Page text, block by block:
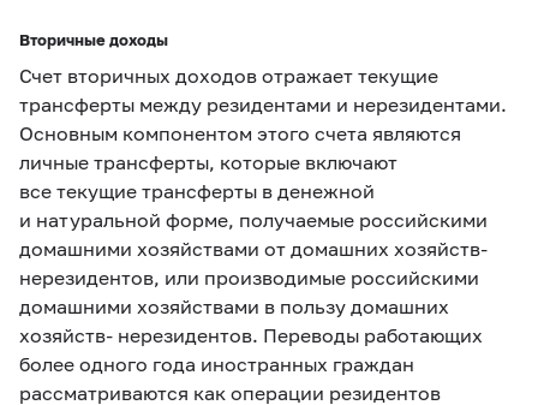
Вторичные доходы
Счет вторичных доходов отражает текущие
трансферты между резидентами и нерезидентами.
Основным компонентом этого счета являются
личные трансферты, которые включают
все текущие трансферты в денежной
и натуральной форме, получаемые российскими
домашними хозяйствами от домашних хозяйств-
нерезидентов, или производимые российскими
домашними хозяйствами в пользу домашних
хозяйств- нерезидентов. Переводы работающих
более одного года иностранных граждан
рассматриваются как операции резидентов